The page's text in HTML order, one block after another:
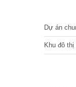
Dự án
Khu đô